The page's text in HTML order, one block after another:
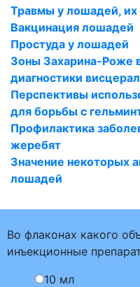
Травмы у лошадей, их
Вакцинация лошадей
Простуда у лошадей
Зоны Захарина-Роже
диагностики
Перспективы
для борьбы с
Профилактика
жеребят
Значение некоторых
лошадей
Во флаконах какого
инъекционные
10 мл